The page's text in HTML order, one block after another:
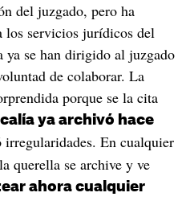
del juzgado, pero ha
los servicios jurídicos del
ya se han dirigido al juzgado
de colaborar. La
porque se la cita
ya archivó hace
En cualquier
querella se archive y ve
ahora cualquier